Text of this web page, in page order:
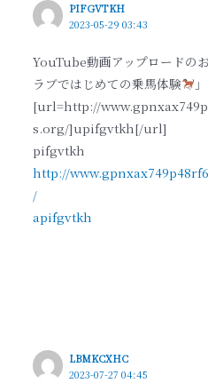
PIFGVTKH
2023-05-29 03:43
YouTube動画アップロードの
ラブではじめての乗馬体験
[url=http://
s.org/]upifgvtkh[/url]
pifgvtkh
http://
/
apifgvtkh
LBMKCXHC
2023-07-27 04:45